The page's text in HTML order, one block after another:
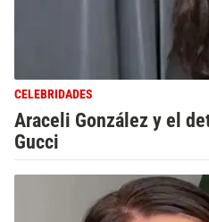
CELEBRIDADES
Araceli González y el
Gucci